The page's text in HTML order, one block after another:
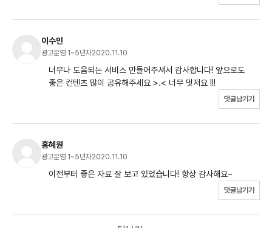
이수민
광고운영 1~5년차2020.11.10
너무나 도움되는 서비스 만들어주셔서 감사합니다! 앞으로도
좋은 컨텐츠 많이 공유해주세요 >.< 너무 멋져요 !!!
댓글남기기
홍혜원
광고운영 1~5년차2020.11.10
이전부터 좋은 자료 잘 보고 있었습니다! 항상 감사해요~
댓글남기기